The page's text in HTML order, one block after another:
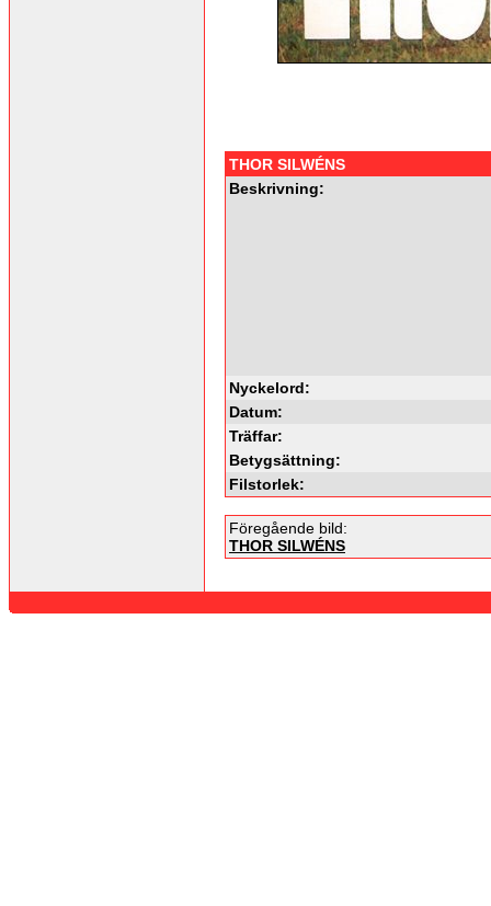
THOR SILWÉNS
Beskrivning:
Nyckelord:
Datum:
Träffar:
Betygsättning:
Filstorlek:
Föregående bild:
THOR SILWÉNS